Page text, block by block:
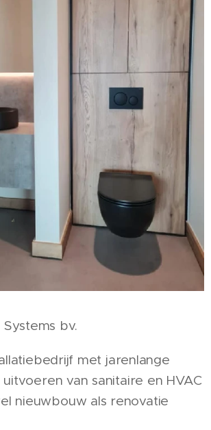
bv.
met jarenlange
van sanitaire en HVAC
nieuwbouw als renovatie